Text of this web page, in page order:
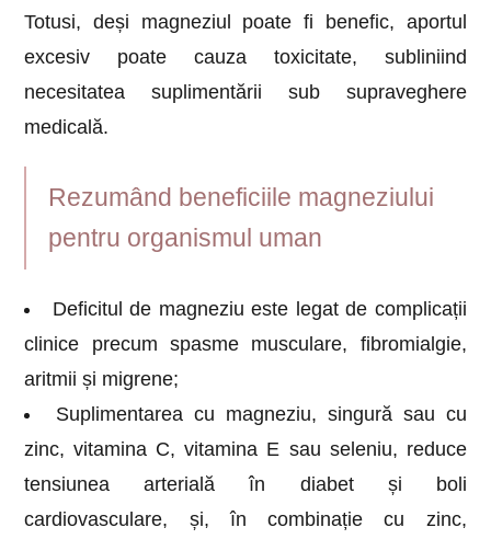
Totusi, deși magneziul poate fi benefic, aportul
excesiv poate cauza toxicitate, subliniind
necesitatea suplimentării sub supraveghere
medicală.
Rezumând beneficiile magneziului
pentru organismul uman
Deficitul de magneziu este legat de complicații
clinice precum spasme musculare, fibromialgie,
aritmii și migrene;
Suplimentarea cu magneziu, singură sau cu
zinc, vitamina C, vitamina E sau seleniu, reduce
tensiunea arterială în diabet și boli
cardiovasculare, și, în combinație cu zinc,